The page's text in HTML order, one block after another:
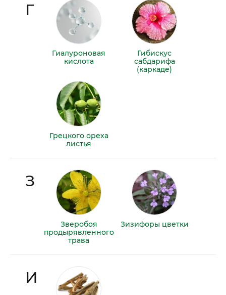
Г
Гиалуроновая
кислота
Гибискус
сабдарифа
(каркаде)
Грецкого ореха
листья
З
Зверобоя
продырявленного
трава
Зизифоры цветки
И